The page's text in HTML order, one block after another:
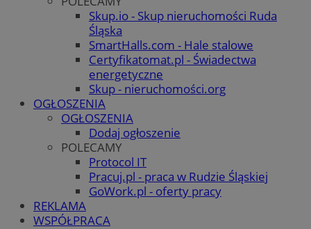
Skup.io - Skup nieruchomości Ruda
Śląska
SmartHalls.com - Hale stalowe
Certyfikatomat.pl - Świadectwa
energetyczne
Skup - nieruchomości.org
OGŁOSZENIA
OGŁOSZENIA
Dodaj ogłoszenie
POLECAMY
Protocol IT
Pracuj.pl - praca w Rudzie Śląskiej
GoWork.pl - oferty pracy
REKLAMA
WSPÓŁPRACA